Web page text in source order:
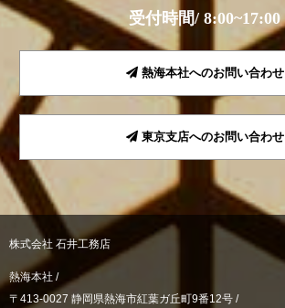
受付時間/ 8:00~17:00
熱海本社へのお問い合わせ
東京支店へのお問い合わせ
株式会社 石井工務店
熱海本社 /
〒413-0027 静岡県熱海市紅葉ガ丘町9番12号 /